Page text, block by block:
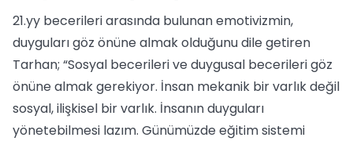
21.yy becerileri arasında bulunan emotivizmin,
duyguları göz önüne almak olduğunu dile getiren
Tarhan; “Sosyal becerileri ve duygusal becerileri göz
önüne almak gerekiyor. İnsan mekanik bir varlık değil
sosyal, ilişkisel bir varlık. İnsanın duyguları
yönetebilmesi lazım. Günümüzde eğitim sistemi